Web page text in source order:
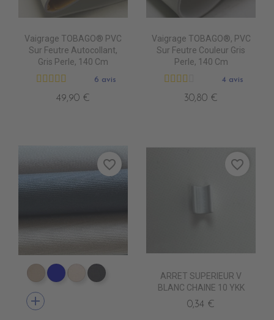
Vaigrage TOBAGO® PVC
Sur Feutre Autocollant,
Gris Perle, 140 Cm
6 avis
49,90 €
Vaigrage TOBAGO®, PVC
Sur Feutre Couleur Gris
Perle, 140 Cm
4 avis
30,80 €
PR1590 PARIS BEIGE
PR1480 MARINE BLUE
PR1790 BEIGE CLAIR
PR1890 ANTHRACITE
add
favorite_border
ARRET SUPERIEUR V
BLANC CHAINE 10 YKK
0,34 €
favorite_border